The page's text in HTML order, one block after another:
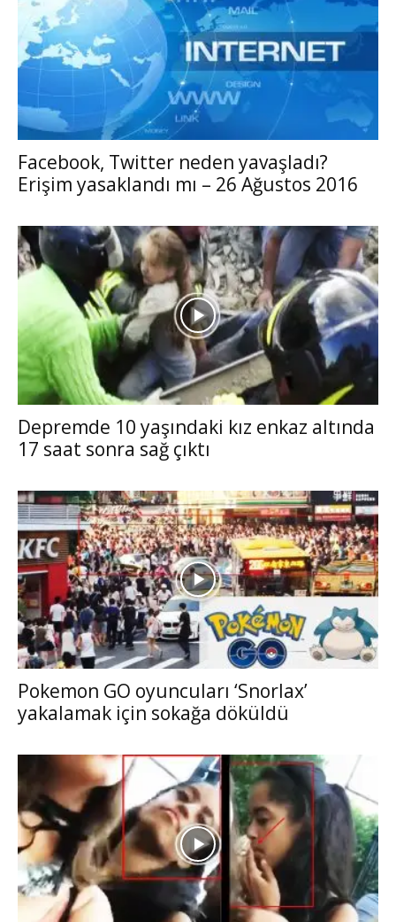
Facebook, Twitter neden yavaşladı?
Erişim yasaklandı mı – 26 Ağustos 2016
Depremde 10 yaşındaki kız enkaz altında
17 saat sonra sağ çıktı
Pokemon GO oyuncuları ‘Snorlax’
yakalamak için sokağa döküldü